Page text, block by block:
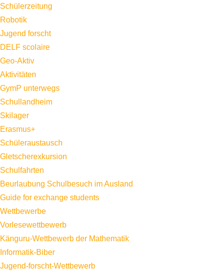
Schülerzeitung
Robotik
Jugend forscht
DELF scolaire
Geo-Aktiv
Aktivitäten
GymP unterwegs
Schullandheim
Skilager
Erasmus+
Schüleraustausch
Gletscherexkursion
Schulfahrten
Beurlaubung Schulbesuch im Ausland
Guide for exchange students
Wettbewerbe
Vorlesewettbewerb
Känguru-Wettbewerb der Mathematik
Informatik-Biber
Jugend-forscht-Wettbewerb